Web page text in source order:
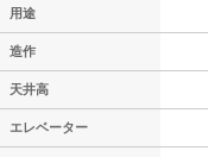
用途
造作
天井高
エレベーター